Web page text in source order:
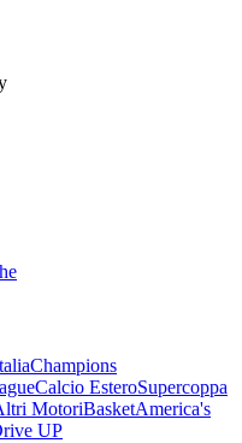
Champions
Calcio EsteroSupercoppa
MotoriBasketAmerica's
UP